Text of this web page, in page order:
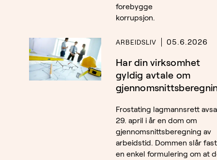
forebygge
korrupsjon.
ARBEIDSLIV 05.6.2026
Har din virksomhet
gyldig avtale om
Frostating lagmannsrett avsa
29. april i år en dom om
gjennomsnittsberegning av
arbeidstid. Dommen slår
en enkel formulering om at